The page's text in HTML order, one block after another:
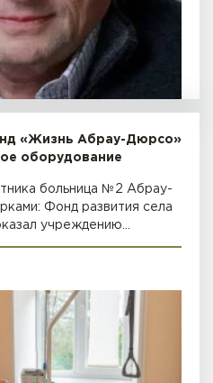
«Жизнь Абрау-Дюрсо»
оборудование
больница №2 Абрау-
Фонд развития села
учреждению…